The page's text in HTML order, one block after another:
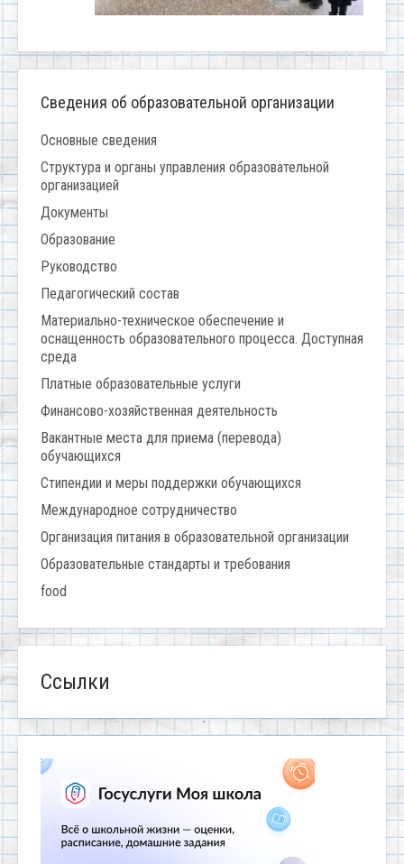
Сведения об образовательной организации
Основные сведения
Структура и органы управления образовательной
организацией
Документы
Образование
Руководство
Педагогический состав
Материально-техническое обеспечение и
оснащенность образовательного процесса. Доступная
среда
Платные образовательные услуги
Финансово-хозяйственная деятельность
Вакантные места для приема (перевода)
обучающихся
Стипендии и меры поддержки обучающихся
Международное сотрудничество
Организация питания в образовательной организации
Образовательные стандарты и требования
food
Ссылки